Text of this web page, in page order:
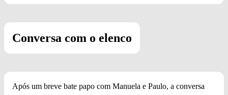
Conversa com o elenco
Após um breve bate papo com Manuela e Paulo, a conversa